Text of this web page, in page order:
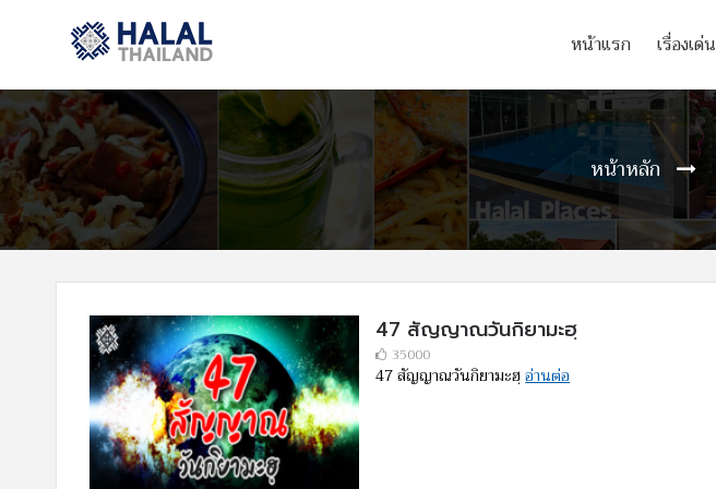
หน้าแรก เรื่องเด่น
หน้าหลัก
47 สัญญาณวันกิยามะฮฺ
35000
47 สัญญาณวันกิยามะฮฺอ่านต่อ